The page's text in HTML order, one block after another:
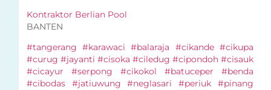
Kontraktor Berlian Pool
BANTEN
#tangerang #karawaci #balaraja #cikande #cikupa
#curug #jayanti #cisoka #ciledug #cipondoh #cisauk
#cicayur #serpong #cikokol #batuceper #benda
#cibodas #jatiuwung #neglasari #periuk #pinang